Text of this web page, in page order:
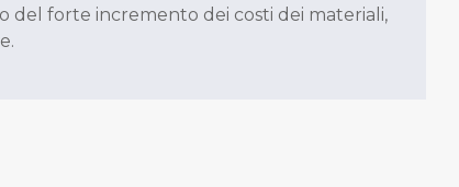
del forte incremento dei costi dei materiali,